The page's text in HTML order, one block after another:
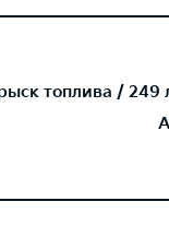
топлива / 249